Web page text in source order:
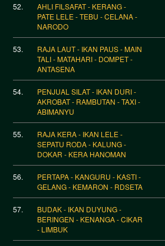
52.
AHLI FILSAFAT - KERANG -
PATE LELE - TEBU - CELANA -
NARODO
53.
RAJA LAUT - IKAN PAUS - MAIN
TALI - MATAHARI - DOMPET -
ANTASENA
54.
PENJUAL SILAT - IKAN DURI -
AKROBAT - RAMBUTAN - TAXI -
ABIMANYU
55.
RAJA KERA - IKAN LELE -
SEPATU RODA - KALUNG -
DOKAR - KERA HANOMAN
56.
PERTAPA - KANGURU - KASTI -
GELANG - KEMARON - RDSETA
57.
BUDAK - IKAN DUYUNG -
BERINGEN - KENANGA - CIKAR
- LIMBUK